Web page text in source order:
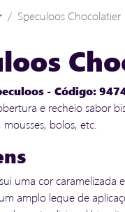
Speculoos Chocolatier
- Código:
e recheio sabor
bolos, etc.
uma cor
amplo leque de